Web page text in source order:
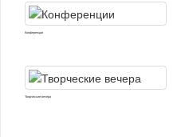
Конференции
Творческие вечера